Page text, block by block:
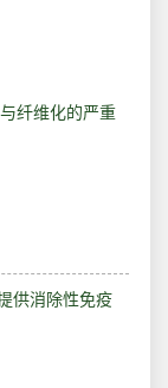
纤维化的严重
供消除性免疫